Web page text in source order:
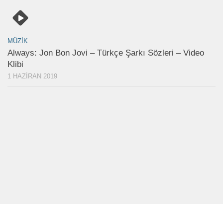
MÜZIK
Always: Jon Bon Jovi – Türkçe Şarkı Sözleri – Video
Klibi
1 HAZIRAN 2019